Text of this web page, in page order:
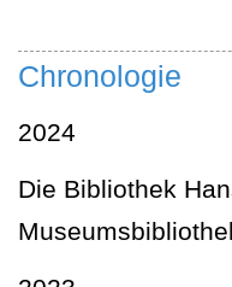
Chronologie
2024
Die Bibliothek